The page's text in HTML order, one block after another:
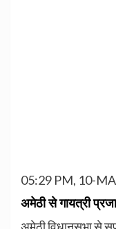
05:29 PM, 10-
अमेठी से गायत्री